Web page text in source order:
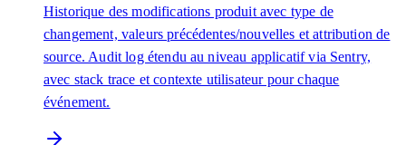
Historique des modifications produit avec type de
changement, valeurs précédentes/nouvelles et attribution de
source. Audit log étendu au niveau applicatif via Sentry,
avec stack trace et contexte utilisateur pour chaque
événement.